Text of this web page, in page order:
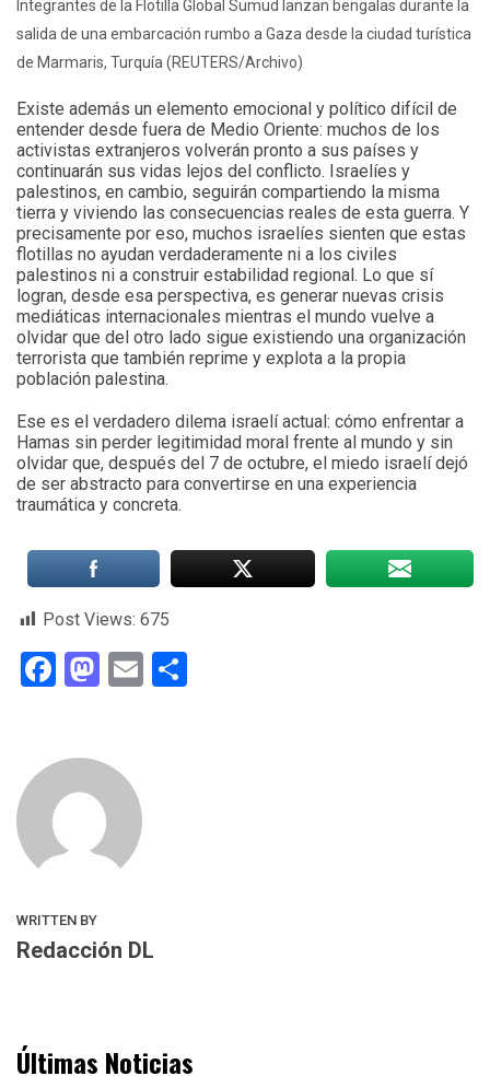
Integrantes de la Flotilla Global Sumud lanzan bengalas durante la
salida de una embarcación rumbo a Gaza desde la ciudad turística
de Marmaris, Turquía (REUTERS/Archivo)
Existe además un elemento emocional y político difícil de
entender desde fuera de Medio Oriente: muchos de los
activistas extranjeros volverán pronto a sus países y
continuarán sus vidas lejos del conflicto. Israelíes y
palestinos, en cambio, seguirán compartiendo la misma
tierra y viviendo las consecuencias reales de esta guerra. Y
precisamente por eso, muchos israelíes sienten que estas
flotillas no ayudan verdaderamente ni a los civiles
palestinos ni a construir estabilidad regional. Lo que sí
logran, desde esa perspectiva, es generar nuevas crisis
mediáticas internacionales mientras el mundo vuelve a
olvidar que del otro lado sigue existiendo una organización
terrorista que también reprime y explota a la propia
población palestina.
Ese es el verdadero dilema israelí actual: cómo enfrentar a
Hamas sin perder legitimidad moral frente al mundo y sin
olvidar que, después del 7 de octubre, el miedo israelí dejó
de ser abstracto para convertirse en una experiencia
traumática y concreta.
Post Views: 675
Facebook
Mastodon
Email
WRITTEN BY
Redacción DL
Últimas Noticias